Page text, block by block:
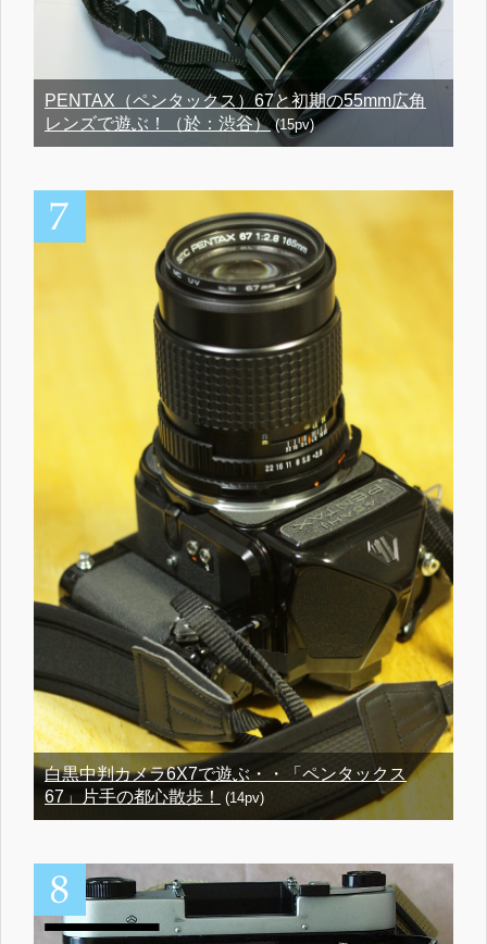
PENTAX（ペンタックス）67と初期の55mm広角
レンズで遊ぶ！（於：渋谷）(15pv)
白黒中判カメラ6X7で遊ぶ・・「ペンタックス
67」片手の都心散歩！
(14pv)